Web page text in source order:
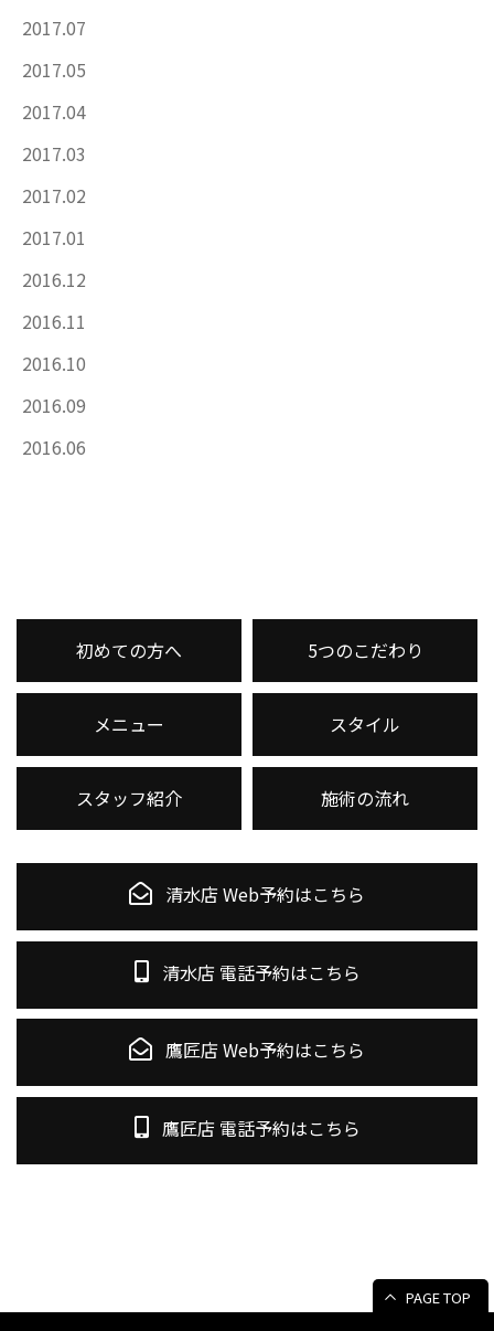
2017.07
2017.05
2017.04
2017.03
2017.02
2017.01
2016.12
2016.11
2016.10
2016.09
2016.06
初めての方へ 5つのこだわり
メニュー スタイル
スタッフ紹介 施術の流れ
清水店 Web予約はこちら
清水店 電話予約はこちら
鷹匠店 Web予約はこちら
鷹匠店 電話予約はこちら
PAGE TOP